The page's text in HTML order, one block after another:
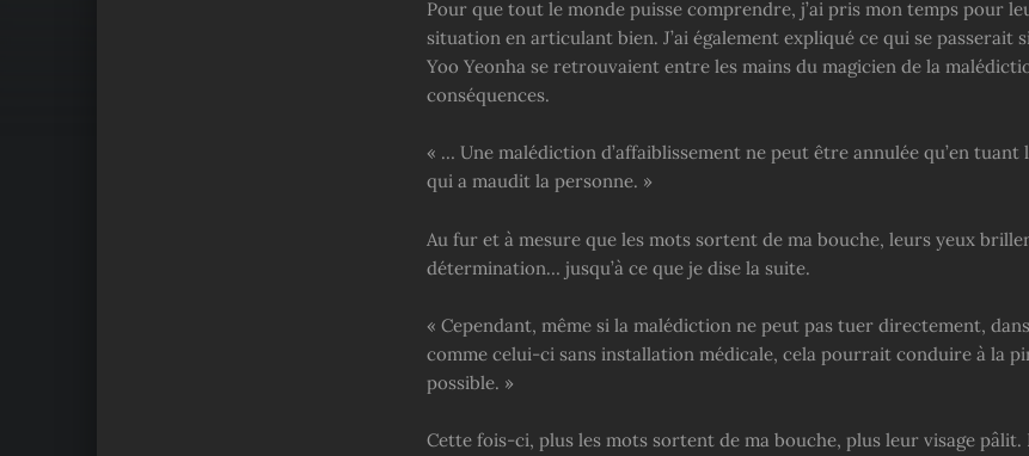
Pour que tout le monde puisse comprendre, j’ai pris mon temps pour
situation en articulant bien. J’ai également expliqué ce qui se passerait
Yoo Yeonha se retrouvaient entre les mains du magicien de la
conséquences.
« … Une malédiction d’affaiblissement ne peut être annulée qu’en tuant
qui a maudit la personne. »
Au fur et à mesure que les mots sortent de ma bouche, leurs yeux
détermination… jusqu’à ce que je dise la suite.
« Cependant, même si la malédiction ne peut pas tuer directement,
comme celui-ci sans installation médicale, cela pourrait conduire à la
possible. »
Cette fois-ci, plus les mots sortent de ma bouche, plus leur visage pâlit.